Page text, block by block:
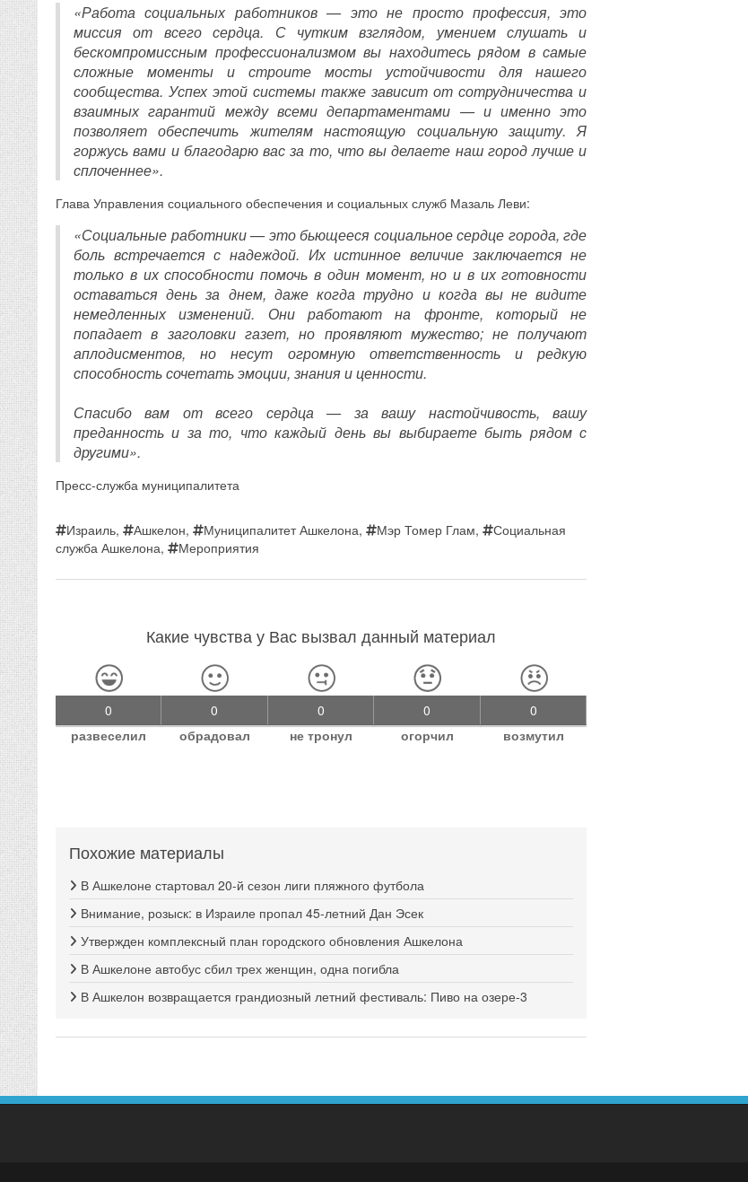
«Работа социальных работников — это не просто профессия, это
миссия от всего сердца. С чутким взглядом, умением слушать и
бескомпромиссным профессионализмом вы находитесь рядом в самые
сложные моменты и строите мосты устойчивости для нашего
сообщества. Успех этой системы также зависит от сотрудничества и
взаимных гарантий между всеми департаментами — и именно это
позволяет обеспечить жителям настоящую социальную защиту. Я
горжусь вами и благодарю вас за то, что вы делаете наш город лучше и
сплоченнее».
Глава Управления социального обеспечения и социальных служб Мазаль Леви:
«Социальные работники — это бьющееся социальное сердце города, где
боль встречается с надеждой. Их истинное величие заключается не
только в их способности помочь в один момент, но и в их готовности
оставаться день за днем, даже когда трудно и когда вы не видите
немедленных изменений. Они работают на фронте, который не
попадает в заголовки газет, но проявляют мужество; не получают
аплодисментов, но несут огромную ответственность и редкую
способность сочетать эмоции, знания и ценности.
Спасибо вам от всего сердца — за вашу настойчивость, вашу
преданность и за то, что каждый день вы выбираете быть рядом с
другими».
Пресс-служба муниципалитета
Израиль, Ашкелон, Муниципалитет Ашкелона, Мэр Томер Глам,
Социальная
служба Ашкелона, Мероприятия
Какие чувства у Вас вызвал данный материал
0
развеселил
0
обрадовал
0
не тронул
0
огорчил
0
возмутил
Похожие материалы
В Ашкелоне стартовал 20-й сезон лиги пляжного футбола
Внимание, розыск: в Израиле пропал 45-летний Дан Эсек
Утвержден комплексный план городского обновления Ашкелона
В Ашкелоне автобус сбил трех женщин, одна погибла
В Ашкелон возвращается грандиозный летний фестиваль: Пиво на озере-3